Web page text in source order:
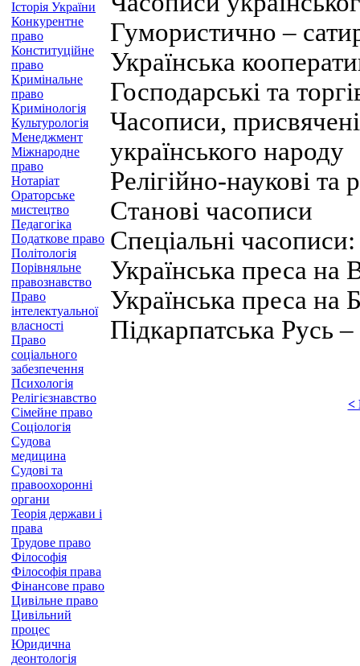
Історія України
Конкурентне
право
Конституційне
право
Кримінальне
право
Кримінологія
Культурологія
Менеджмент
Міжнародне
право
Нотаріат
Ораторське
мистецтво
Педагогіка
Податкове право
Політологія
Порівняльне
правознавство
Право
інтелектуальної
власності
Право
соціального
забезпечення
Психологія
Релігієзнавство
Сімейне право
Соціологія
Судова
медицина
Судові та
правоохоронні
органи
Теорія держави і
права
Трудове право
Філософія
Філософія права
Фінансове право
Цивільне право
Цивільний
процес
Юридична
деонтологія
Гумористично –
Українська
Господарські та
Часописи,
українського народу
Релігійно-наукові та
Станові часописи
Спеціальні
Українська преса на
Українська преса на
Підкарпатська Русь
<